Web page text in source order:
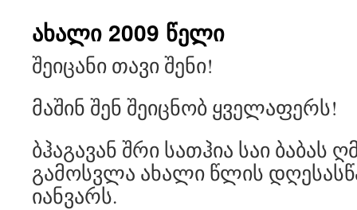
ახალი 2009 წელი
შეიცანი თავი შენი!
მაშინ შენ შეიცნობ ყველაფერს!
ბჰაგავან შრი სათჰია საი ბაბას
გამოსვლა ახალი წლის
იანვარს.